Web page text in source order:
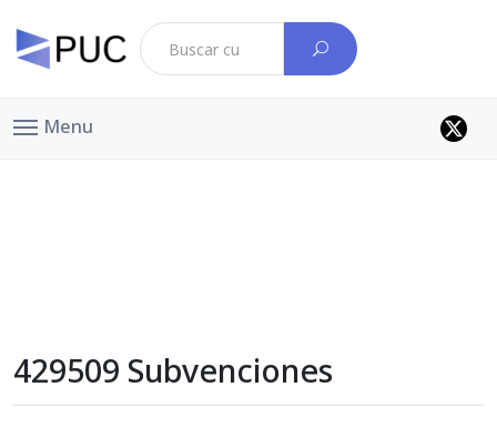
Menu
429509 Subvenciones